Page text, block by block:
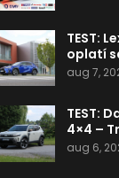
TEST:
oplatí
aug 7,
TEST:
4×4 –
aug 6,